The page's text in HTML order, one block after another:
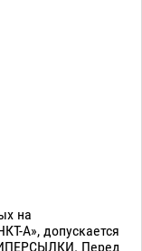
на
А», допускается
Перед